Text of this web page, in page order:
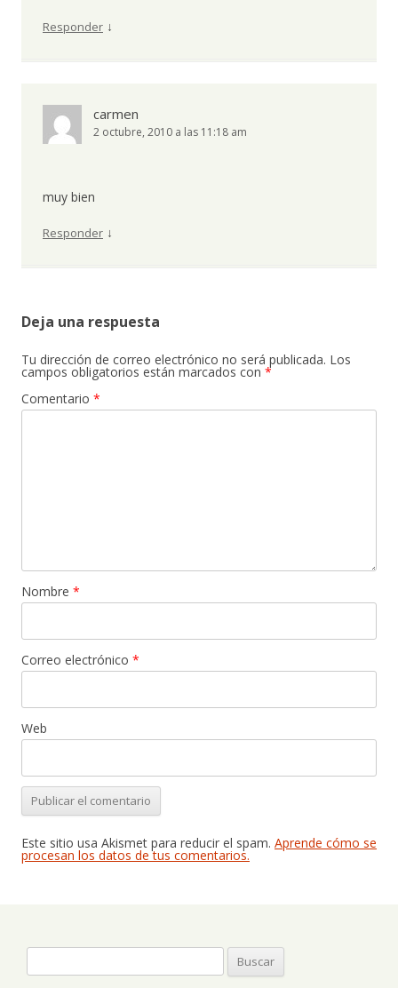
Responder ↓
carmen
2 octubre, 2010 a las 11:18 am
muy bien
Responder ↓
Deja una respuesta
Tu dirección de correo electrónico no será publicada. Los
campos obligatorios están marcados con *
Comentario *
Nombre *
Correo electrónico *
Web
Este sitio usa Akismet para reducir el spam. Aprende cómo se
procesan los datos de tus comentarios.